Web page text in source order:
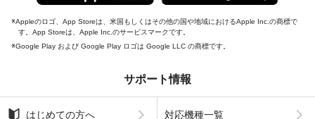
Appleのロゴ、App Storeは、米国もしくはその他の国や地域におけるApple Inc.の商標で
す。App Storeは、Apple Inc.のサービスマークです。
Google Play および Google Play ロゴは Google LLC の商標です。
サポート情報
はじめての方へ 対応機種一覧